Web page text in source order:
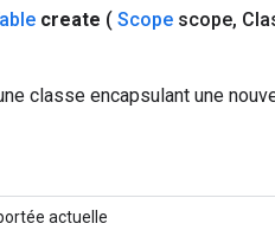
create ( Scope scope,
classe encapsulant une
actuelle